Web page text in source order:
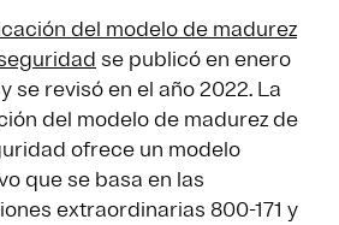
del modelo de madurez
se publicó en enero
se revisó en el año 2022. La
del modelo de madurez de
ofrece un modelo
que se basa en las
extraordinarias 800-171 y